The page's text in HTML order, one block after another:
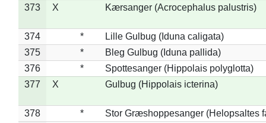
373 X Kærsanger (Acrocephalus palustris)
374 *
Lille Gulbug (Iduna caligata)
375
*
Bleg Gulbug (Iduna pallida)
376
*
Spottesanger (Hippolais polyglotta)
377
X Gulbug (Hippolais icterina)
378 *
Stor Græshoppesanger (Helopsaltes